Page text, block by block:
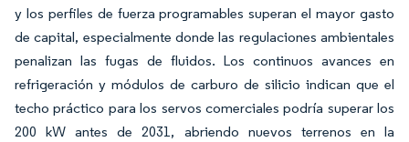
y los perfiles de fuerza programables superan el mayor gasto
de capital, especialmente donde las regulaciones ambientales
penalizan las fugas de fluidos. Los continuos avances en
refrigeración y módulos de carburo de silicio indican que el
techo práctico para los servos comerciales podría superar los
200 kW antes de 2031, abriendo nuevos terrenos en la